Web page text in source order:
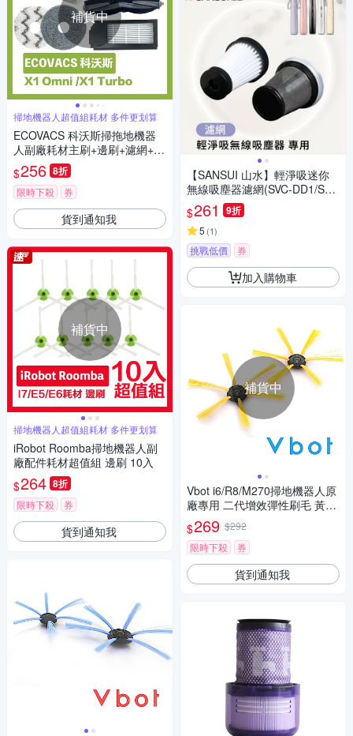
補貨中
掃地機器人超值組耗材 多件更划算
ECOVACS 科沃斯掃拖地機器
人副廠耗材主刷+邊刷+濾網+抹
布+集塵袋
$256 8折
限時下殺 券
貨到通知我
補貨中
掃地機器人超值組耗材 多件更划算
iRobot Roomba掃地機器人副
廠配件耗材超值組 邊刷 10入
$264 8折
限時下殺 券
貨到通知我
【SANSUI 山水】輕淨吸迷你
無線吸塵器濾網(SVC-DD1/SVC
-L175/SVC-PP3適用)
$261 9折
5 (1)
挑戰低價 券
加入購物車
補貨中
Vbot i6/R8/M270掃地機器人原
廠專用 二代增效彈性刷毛 黃彩
刷頭(4入)
$269 $292
限時下殺
券
貨到通知我